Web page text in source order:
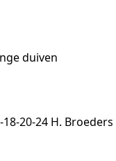
duiven
18-20-24 H. Broeders